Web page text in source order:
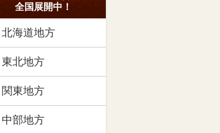
全国展開中！
北海道地方
東北地方
関東地方
中部地方